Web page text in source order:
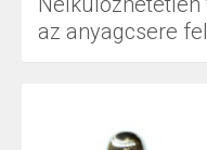
az anyagcsere